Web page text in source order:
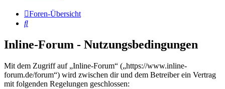
Foren-Übersicht
Suche
Inline-Forum - Nutzungsbedingungen
Mit dem Zugriff auf „Inline-Forum“ („https://www.inline-
forum.de/forum“) wird zwischen dir und dem Betreiber ein Vertrag
mit folgenden Regelungen geschlossen: